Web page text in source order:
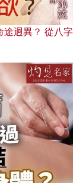
途迥異？ 從八字